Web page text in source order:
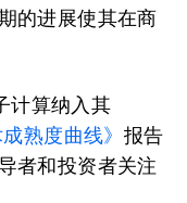
的进展使其在商
计算纳入其
熟度曲线》 报告
者和投资者关注